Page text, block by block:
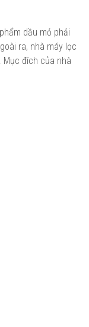
dầu mỏ phải
ra, nhà máy lọc
đích của nhà